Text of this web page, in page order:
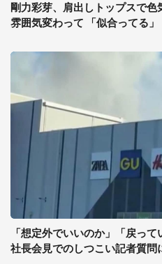
剛力彩芽、肩出しトップスで
雰囲気変わって 「似合ってる」
「想定外でいいのか」「戻っ
社長会見でのしつこい記者質問